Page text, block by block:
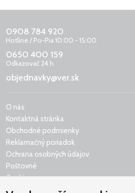
0908 784 920
Hotline / Po-Pia 10:00 - 15:00
0650 400 159
Odkazovač 24 h
objednavky@ver.sk
O nás
Kontaktná stránka
Obchodné podmienky
Reklamačný poriadok
Ochrana osobných údajov
Poštovné
Cookies